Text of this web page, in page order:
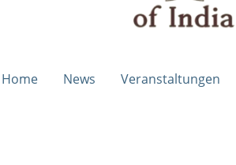
Home News Veranstaltungen